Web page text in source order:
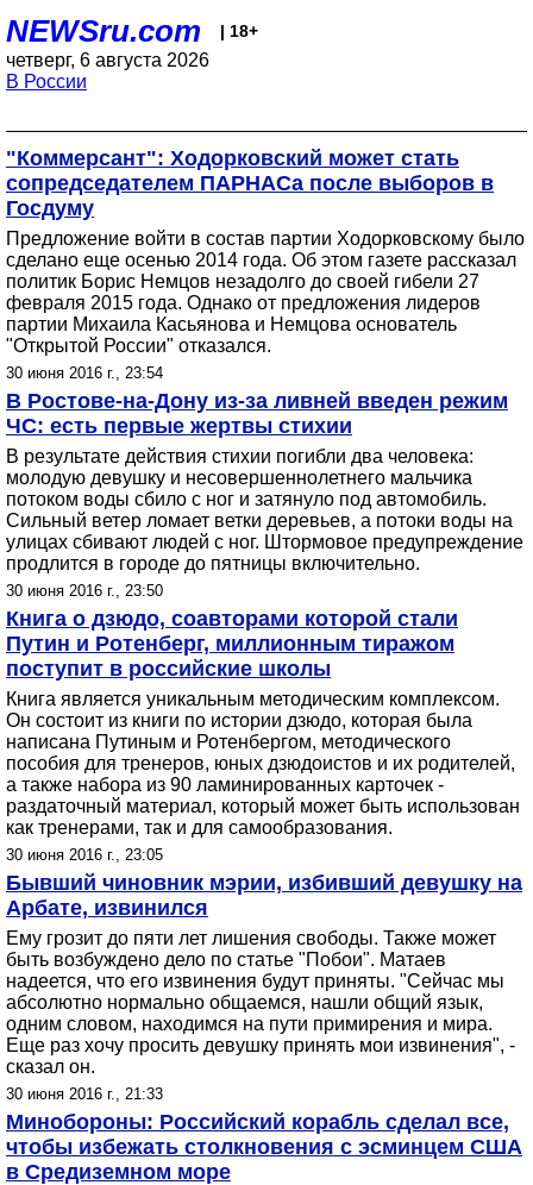
NEWSru.com | 18+
четверг, 6 августа 2026
В России
"Коммерсант": Ходорковский может стать
сопредседателем ПАРНАСа после выборов в
Госдуму
Предложение войти в состав партии Ходорковскому было
сделано еще осенью 2014 года. Об этом газете рассказал
политик Борис Немцов незадолго до своей гибели 27
февраля 2015 года. Однако от предложения лидеров
партии Михаила Касьянова и Немцова основатель
"Открытой России" отказался.
30 июня 2016 г., 23:54
В Ростове-на-Дону из-за ливней введен режим
ЧС: есть первые жертвы стихии
В результате действия стихии погибли два человека:
молодую девушку и несовершеннолетнего мальчика
потоком воды сбило с ног и затянуло под автомобиль.
Сильный ветер ломает ветки деревьев, а потоки воды на
улицах сбивают людей с ног. Штормовое предупреждение
продлится в городе до пятницы включительно.
30 июня 2016 г., 23:50
Книга о дзюдо, соавторами которой стали
Путин и Ротенберг, миллионным тиражом
поступит в российские школы
Книга является уникальным методическим комплексом.
Он состоит из книги по истории дзюдо, которая была
написана Путиным и Ротенбергом, методического
пособия для тренеров, юных дзюдоистов и их родителей,
а также набора из 90 ламинированных карточек -
раздаточный материал, который может быть использован
как тренерами, так и для самообразования.
30 июня 2016 г., 23:05
Бывший чиновник мэрии, избивший девушку на
Арбате, извинился
Ему грозит до пяти лет лишения свободы. Также может
быть возбуждено дело по статье "Побои". Матаев
надеется, что его извинения будут приняты. "Сейчас мы
абсолютно нормально общаемся, нашли общий язык,
одним словом, находимся на пути примирения и мира.
Еще раз хочу просить девушку принять мои извинения", -
сказал он.
30 июня 2016 г., 21:33
Минобороны: Российский корабль сделал все,
чтобы избежать столкновения с эсминцем США
в Средиземном море